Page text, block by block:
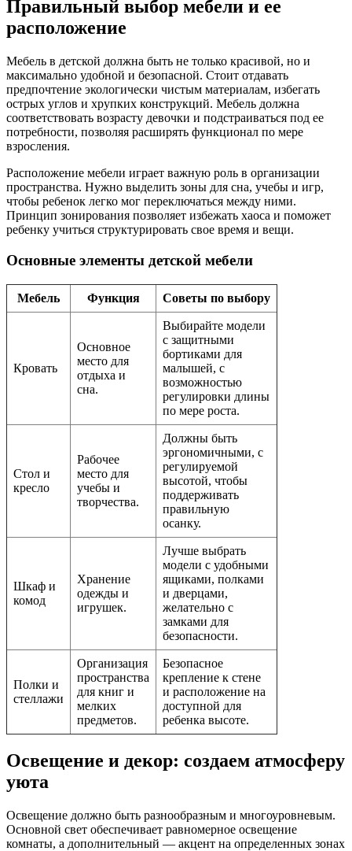
Правильный выбор мебели и ее
расположение
Мебель в детской должна быть не только красивой, но и
максимально удобной и безопасной. Стоит отдавать
предпочтение экологически чистым материалам, избегать
острых углов и хрупких конструкций. Мебель должна
соответствовать возрасту девочки и подстраиваться под ее
потребности, позволяя расширять функционал по мере
взросления.
Расположение мебели играет важную роль в организации
пространства. Нужно выделить зоны для сна, учебы и игр,
чтобы ребенок легко мог переключаться между ними.
Принцип зонирования позволяет избежать хаоса и поможет
ребенку учиться структурировать свое время и вещи.
Основные элементы детской мебели
Мебель Функция Советы по выбору
Кровать
Основное
место для
отдыха и
сна.
Выбирайте модели
с защитными
бортиками для
малышей, с
возможностью
регулировки длины
по мере роста.
Стол и
кресло
Рабочее
место для
учебы и
творчества.
Должны быть
эргономичными, с
регулируемой
высотой, чтобы
поддерживать
правильную
осанку.
Шкаф и
комод
Хранение
одежды и
игрушек.
Лучше выбрать
модели с удобными
ящиками, полками
и дверцами,
желательно с
замками для
безопасности.
Полки и
стеллажи
Организация
пространства
для книг и
мелких
предметов.
Безопасное
крепление к стене
и расположение на
доступной для
ребенка высоте.
Освещение и декор: создаем атмосферу
уюта
Освещение должно быть разнообразным и многоуровневым.
Основной свет обеспечивает равномерное освещение
комнаты, а дополнительный — акцент на определенных зонах